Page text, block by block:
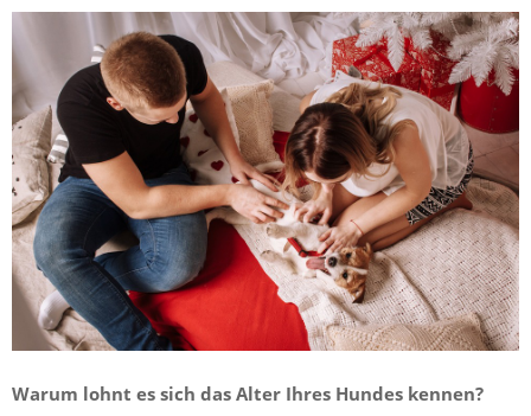
Warum lohnt es sich das Alter Ihres Hundes kennen?